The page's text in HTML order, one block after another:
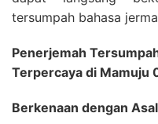
tersumpah bahasa
Penerjemah
Terpercaya di Mamuju
Berkenaan dengan